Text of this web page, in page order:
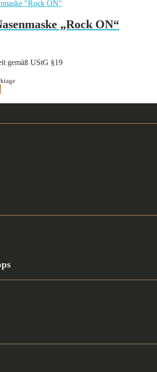
„Rock ON“
gemäß UStG §19